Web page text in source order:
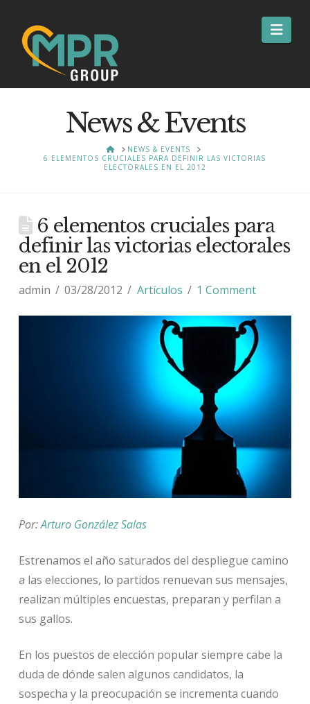
News & Events
HOMENEWS & EVENTS
6 ELEMENTOS CRUCIALES PARA DEFINIR LAS VICTORIAS
ELECTORALES EN EL 2012
6 elementos cruciales para
definir las victorias electorales
en el 2012
admin 03/28/2012 Artículos 1 Comment
Por:Arturo González Salas
Estrenamos el año saturados del despliegue camino
a las elecciones, lo partidos renuevan sus mensajes,
realizan múltiples encuestas, preparan y perfilan a
sus gallos.
En los puestos de elección popular siempre cabe la
duda de dónde salen algunos candidatos, la
sospecha y la preocupación se incrementa cuando